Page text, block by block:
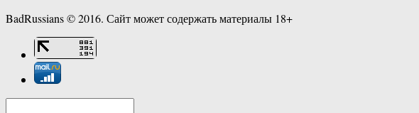
BadRussians © 2016. Сайт может содержать материалы 18+